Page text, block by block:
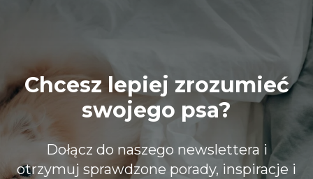
Chcesz lepiej zrozumieć
swojego psa?
Dołącz do naszego newslettera i
otrzymuj sprawdzone porady, inspiracje i